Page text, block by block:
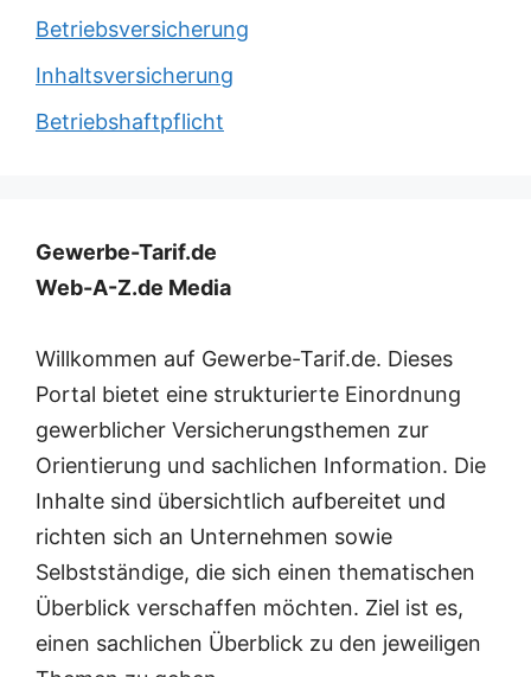
Betriebsversicherung
Inhaltsversicherung
Betriebshaftpflicht
Gewerbe-Tarif.de
Web-A-Z.de Media
Willkommen auf Gewerbe-Tarif.de. Dieses
Portal bietet eine strukturierte Einordnung
gewerblicher Versicherungsthemen zur
Orientierung und sachlichen Information. Die
Inhalte sind übersichtlich aufbereitet und
richten sich an Unternehmen sowie
Selbstständige, die sich einen thematischen
Überblick verschaffen möchten. Ziel ist es,
einen sachlichen Überblick zu den jeweiligen